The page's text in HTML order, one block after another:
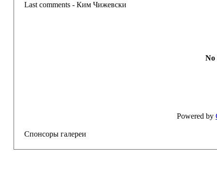
Last comments - Ким Чижевски
No
Powered by
Спонсоры галереи